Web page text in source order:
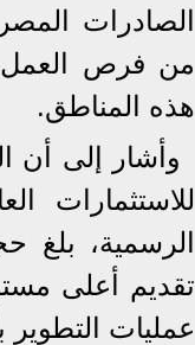
الصادرات
من فرص العمل
هذه المناطق.
وأشار إلى أن
للاستثمارات
تقديم أعلى
عمليات التطوير